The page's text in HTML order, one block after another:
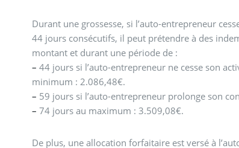
Durant une grossesse, si l’auto-entrepreneur
44 jours consécutifs, il peut prétendre à des indemnités journalières pour un
montant et durant une période de :
– 44 jours si l’auto-entrepreneur ne cesse son
minimum : 2.086,48€.
– 59 jours si l’auto-entrepreneur prolonge son
– 74 jours au maximum : 3.509,08€.
De plus, une allocation forfaitaire est versé à